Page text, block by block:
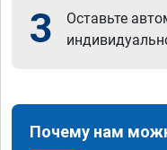
3
Оставьте
Почему нам